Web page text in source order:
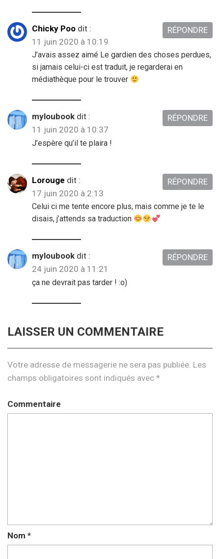
Chicky Poo dit :
11 juin 2020 à 10:19
J’avais assez aimé Le gardien des choses perdues,
si jamais celui-ci est traduit, je regarderai en
médiathèque pour le trouver
RÉPONDRE
myloubook dit :
11 juin 2020 à 10:37
J’espère qu’il te plaira !
RÉPONDRE
Lorouge dit :
17 juin 2020 à 2:13
Celui ci me tente encore plus, mais comme je te le
disais, j’attends sa traduction
RÉPONDRE
myloubook dit :
24 juin 2020 à 11:21
ça ne devrait pas tarder ! :o)
RÉPONDRE
LAISSER UN COMMENTAIRE
Votre adresse de messagerie ne sera pas publiée. Les
champs obligatoires sont indiqués avec *
Commentaire
Nom *